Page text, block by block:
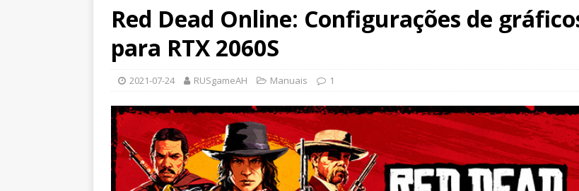
Red Dead Online: Configurações de
para RTX 2060S
2021-07-24 RUSgameAH Manuais 1